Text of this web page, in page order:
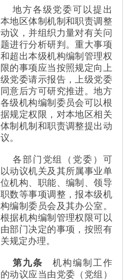
地方各级党委可以提出
本地区体制机制和职责调整
动议，并组织力量对有关问
题进行分析研判。重大事项
和超出本级机构编制管理权
限的事项应当按照规定向上
级党委请示报告，上级党委
同意后方可研究推进。地方
各级机构编制委员会可以根
据规定权限，对本地区相关
体制机制和职责调整提出动
议。
各部门党组（党委）可
以动议机关及其所属事业单
位机构、职能、编制、领导
职数等事项调整，报本级机
构编制委员会及其办公室。
根据机构编制管理权限可以
由部门决定的事项，按照有
关规定办理。
第九条 机构编制工作
的动议应当由党委（党组）